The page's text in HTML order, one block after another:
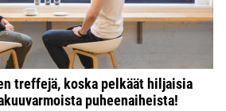
treffejä, koska pelkäät hiljaisia
puheenaiheista!